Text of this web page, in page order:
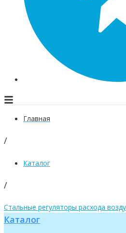
Главная
/
Каталог
/
Стальные регуляторы расхода
Каталог